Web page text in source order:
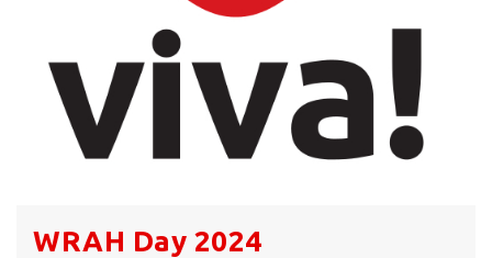
WRAH Day 2024